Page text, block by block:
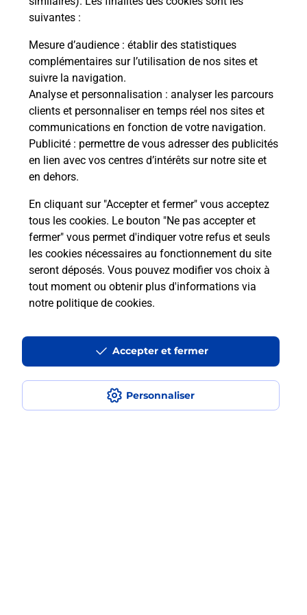
suivantes :
Mesure d’audience : établir des statistiques
complémentaires sur l’utilisation de nos sites et
suivre la navigation.
Analyse et personnalisation : analyser les parcours
clients et personnaliser en temps réel nos sites et
communications en fonction de votre navigation.
Publicité : permettre de vous adresser des publicités
en lien avec vos centres d’intérêts sur notre site et
en dehors.
En cliquant sur "Accepter et fermer" vous acceptez
tous les cookies. Le bouton "Ne pas accepter et
fermer" vous permet d'indiquer votre refus et seuls
les cookies nécessaires au fonctionnement du site
seront déposés. Vous pouvez modifier vos choix à
tout moment ou obtenir plus d'informations via
notre politique de cookies.
Personnaliser
Accepter et fermer
Envoyer un colis
Vous souhaitez envoyer un colis depuis : FRIVILLE
ESCARBOTIN (80130) ? Découvrez toutes les
solutions proposées par La Poste.
En savoir plus
Questions fréquemment posées
La téléassistance classique avec
médaillon d’alarme qu’est ce que
Comment fonctionne la